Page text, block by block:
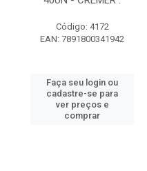
Código: 4172
EAN: 7891800341942
Faça seu login ou
cadastre-se para
ver preços e
comprar